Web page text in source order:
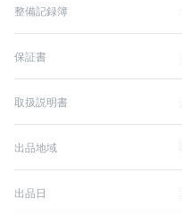
整備記録簿
保証書
取扱説明書
出品地域
出品日